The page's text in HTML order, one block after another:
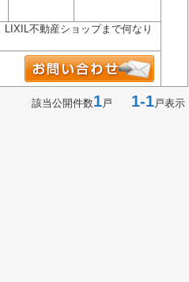
不動産ショップまで何なり
該当公開件数1戸 1-1戸表示